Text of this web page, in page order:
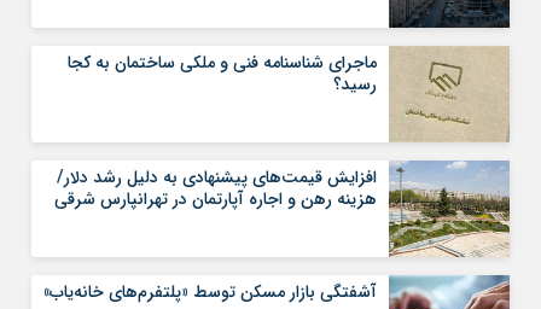
مرا به خاطر بسپار
ماجرای شناسنامه‌ فنی و ملکی ساختمان به کجا
رسید؟
افزایش قیمت‌های پیشنهادی به دلیل رشد دلار/
هزینه رهن و اجاره آپارتمان در تهرانپارس شرقی
آشفتگی بازار مسکن توسط «پلتفرم‌های خانه‌یاب»